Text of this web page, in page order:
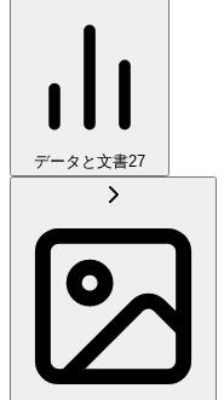
データと文書27